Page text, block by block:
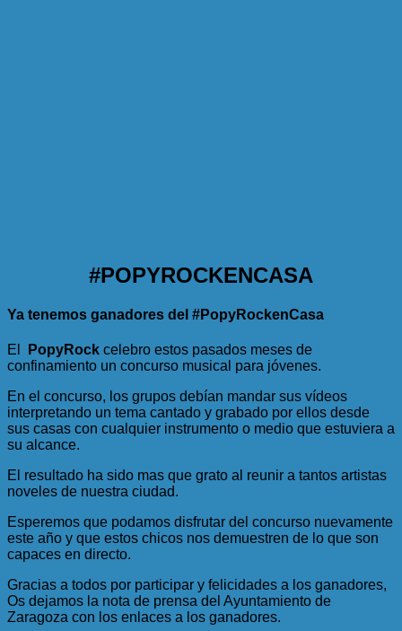
#POPYROCKENCASA
Ya tenemos ganadores del #PopyRockenCasa
El PopyRock celebro estos pasados meses de
confinamiento un concurso musical para jóvenes.
En el concurso, los grupos debían mandar sus vídeos
interpretando un tema cantado y grabado por ellos desde
sus casas con cualquier instrumento o medio que estuviera a
su alcance.
El resultado ha sido mas que grato al reunir a tantos artistas
noveles de nuestra ciudad.
Esperemos que podamos disfrutar del concurso nuevamente
este año y que estos chicos nos demuestren de lo que son
capaces en directo.
Gracias a todos por participar y felicidades a los ganadores,
Os dejamos la nota de prensa del Ayuntamiento de
Zaragoza con los enlaces a los ganadores.